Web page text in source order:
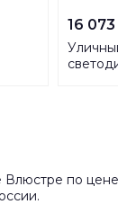
16 073
Влюстре по